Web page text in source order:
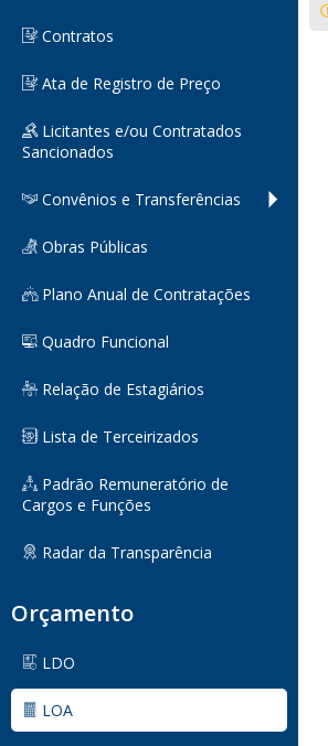
Contratos
Ata de Registro de Preço
Licitantes e/ou Contratados
Sancionados
Convênios e Transferências
Obras Públicas
Plano Anual de Contratações
Quadro Funcional
Relação de Estagiários
Lista de Terceirizados
Padrão Remuneratório de
Cargos e Funções
Radar da Transparência
Orçamento
LDO
LOA